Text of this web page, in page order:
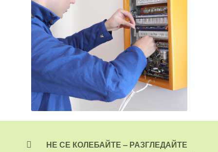
НЕ СЕ КОЛЕБАЙТЕ – РАЗГЛЕДАЙТЕ